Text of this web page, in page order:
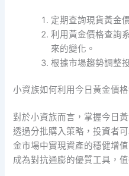
定期查詢現貨黃金
利用黃金價格查詢
來的變化。
根據市場趨勢調整
小資族如何利用今日黃金價格
對於小資族而言，掌握今日
透過分批購入策略，投資者
金市場中實現資產的穩健增
成為對抗通膨的優質工具，